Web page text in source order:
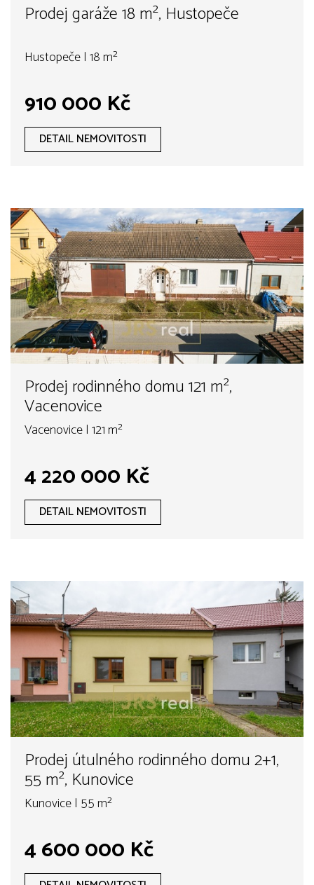
Prodej garáže 18 m², Hustopeče
Hustopeče | 18 m²
910 000 Kč
DETAIL NEMOVITOSTI
Prodej rodinného domu 121 m²,
Vacenovice
Vacenovice | 121 m²
4 220 000 Kč
DETAIL NEMOVITOSTI
Prodej útulného rodinného domu 2+1,
55 m², Kunovice
Kunovice | 55 m²
4 600 000 Kč